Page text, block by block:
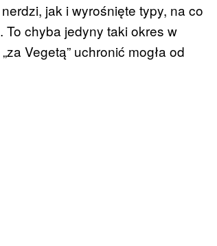
jak i wyrośnięte typy, na co
chyba jedyny taki okres w
Vegetą” uchronić mogła od